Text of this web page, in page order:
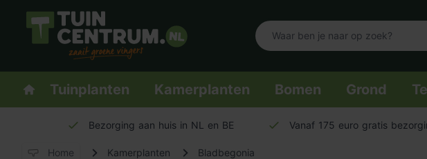
Logo Tuincentrum.nl
Homepage
Tuinplanten Kamerplanten Bomen Grond
Bezorging aan huis in NL en BE Vanaf 175 euro gratis
Home Kamerplanten Bladbegonia